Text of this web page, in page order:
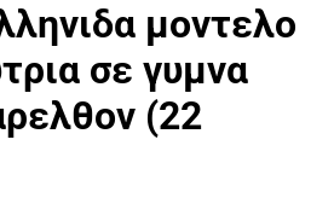
μοντελο
σε γυμνα
(22